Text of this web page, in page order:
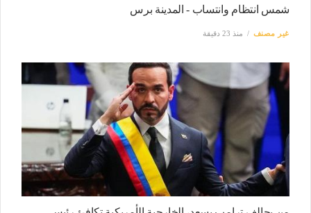
شمس انتظام وانتساب - المدينة برس
غير مصنف منذ 23 دقيقة